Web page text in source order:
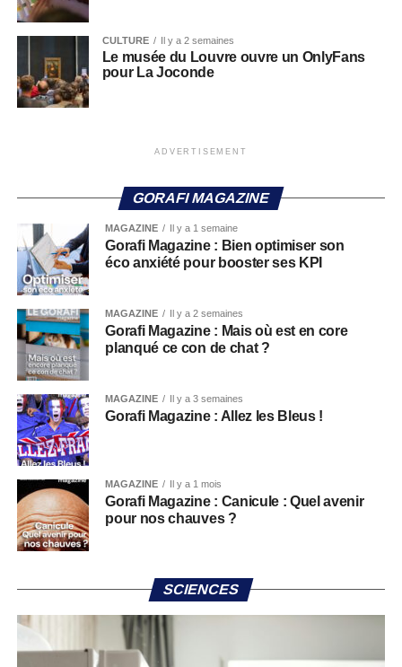
CULTURE Il y a 2 semaines
Le musée du Louvre ouvre un OnlyFans
pour La Joconde
ADVERTISEMENT
GORAFI MAGAZINE
MAGAZINE Il y a 1 semaine
Gorafi Magazine : Bien optimiser son
éco anxiété pour booster ses KPI
MAGAZINE Il y a 2 semaines
Gorafi Magazine : Mais où est en core
planqué ce con de chat ?
MAGAZINE Il y a 3 semaines
Gorafi Magazine : Allez les Bleus !
MAGAZINE Il y a 1 mois
Gorafi Magazine : Canicule : Quel avenir
pour nos chauves ?
SCIENCES